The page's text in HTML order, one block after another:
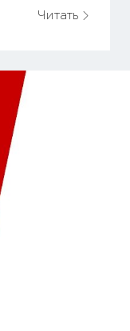
Meyer
и
Читать